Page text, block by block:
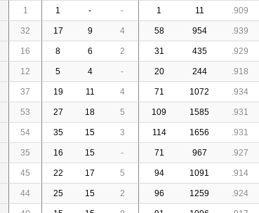
1 1 - - 1 11 .909
32 17 9 4 58 954 .939
16 8 6 2 31 435 .929
12 5 4 - 20 244 .918
37 19 11 4 71 1072 .934
53 27 18 5 109 1585 .931
54 35 15 3 114 1656 .931
35 16 15 - 71 967 .927
45 22 17 5 94 1091 .914
44 25 15 2 96 1259 .924